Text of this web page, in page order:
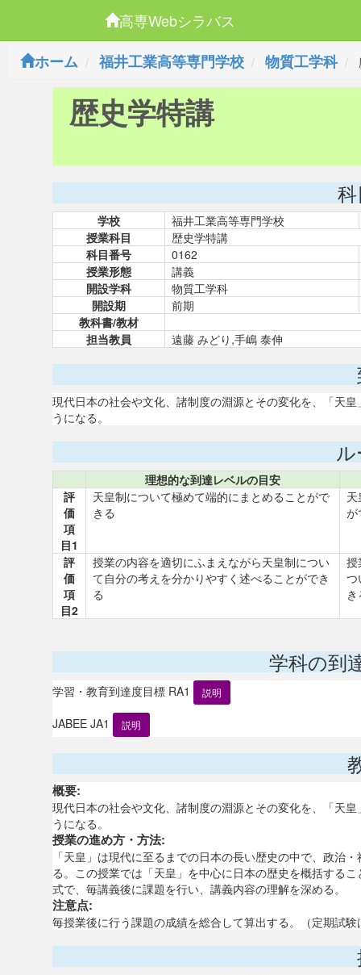
高専Webシラバス
ホーム
福井工業高等専門学校 物質工学科
歴史学特講
学校
福井工業高等専門学校
授業科目
歴史学特講
科目番号
0162
授業形態
講義
開設学科
物質工学科
開設期
前期
教科書/教材
担当教員
遠藤 みどり,手嶋 泰伸
現代日本の社会や文化、諸制度の淵源とその変化を、「天
うになる。
理想的な到達レベルの目安
評
価
項
目1
天皇制について極めて端的にまとめることがで
きる
が
評
価
項
目2
授業の内容を適切にふまえながら天皇制につい
て自分の考えを分かりやすく述べることができ
る
授
つ
学科の到
学習・教育到達度目標 RA1 説明
JABEE JA1 説明
概要:
現代日本の社会や文化、諸制度の淵源とその変化を、「天
うになる。
授業の進め方・方法:
「天皇」は現代に至るまでの日本の長い歴史の中で、政治
る。この授業では「天皇」を中心に日本の歴史を概括する
式で、毎講義後に課題を行い、講義内容の理解を深める。
注意点:
毎授業後に行う課題の成績を総合して算出する。（定期試